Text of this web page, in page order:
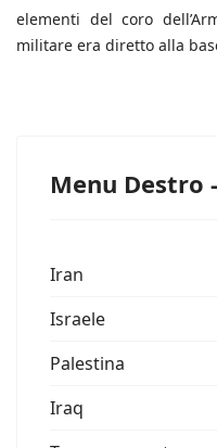
elementi del coro
militare era diretto alla
Menu Destro
Iran
Israele
Palestina
Iraq